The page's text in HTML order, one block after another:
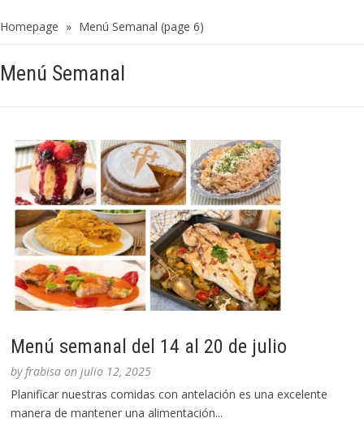
Homepage » Menú Semanal (page 6)
Menú Semanal
Menú semanal del 14 al 20 de julio
byfrabisa onjulio 12, 2025
Planificar nuestras comidas con antelación es una excelente
manera de mantener una alimentación...